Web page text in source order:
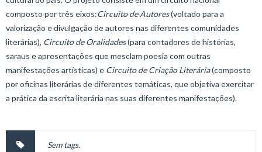
composto por três eixos:Circuito de Autores(voltado para a
valorização e divulgação de autores nas diferentes comunidades
literárias), Circuito de Oralidades(para contadores de histórias,
saraus e apresentações que mesclam poesia com outras
manifestações artísticas) e Circuito de Criação Literária(composto
por oficinas literárias de diferentes temáticas, que objetiva exercitar
a prática da escrita literária nas suas diferentes manifestações).
Sem tags.